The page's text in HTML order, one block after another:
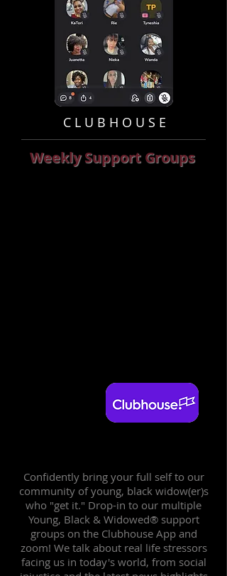
C L U B H O U S E
Weekly Support Groups
Confidently bring your full self to our
community of young, black widow(er)s
who "get it." Drop-in to our multiple
Young, Black & Widowed® support
groups on the Clubhouse App and
zoom! We talk about real life stressors
facing us in today's world, from social